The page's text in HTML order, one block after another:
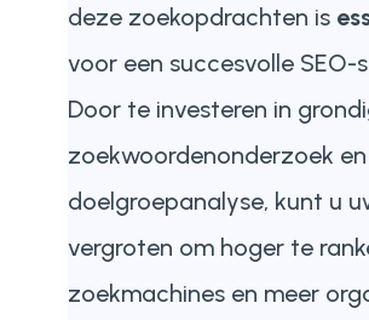
deze zoekopdrachten is
voor een succesvolle SEO-
Door te investeren in
zoekwoordenonderzoek en
doelgroepanalyse, kunt u
vergroten om hoger te
zoekmachines en meer